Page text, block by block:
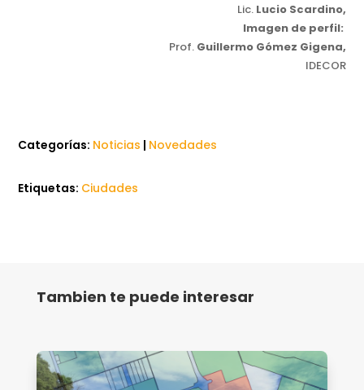
Lic. Lucio Scardino,
Imagen de perfil:
Prof. Guillermo Gómez Gigena,
IDECOR
Categorías: Noticias | Novedades
Etiquetas: Ciudades
Tambien te puede interesar